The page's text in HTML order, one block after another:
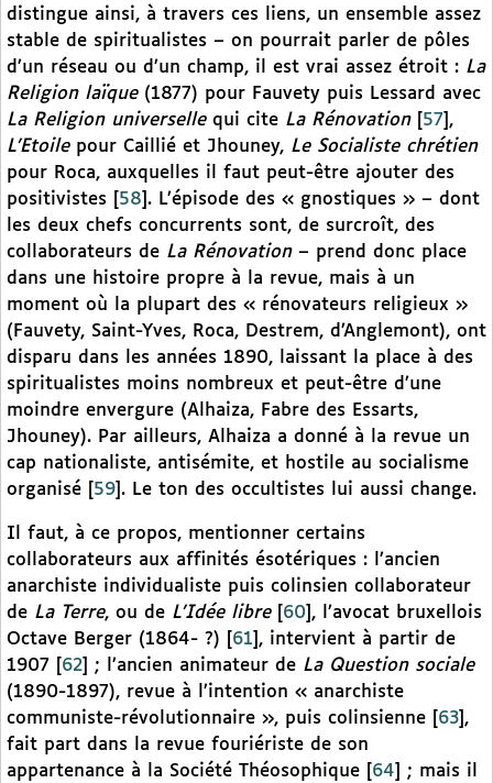
distingue ainsi, à travers ces liens, un ensemble assez
stable de spiritualistes – on pourrait parler de pôles
d’un réseau ou d’un champ, il est vrai assez étroit : La
Religion laïque(1877) pour Fauvety puis Lessard avec
La Religion universellequi cite La Rénovation[ 57 ,
L’Etoilepour Caillié et Jhouney, Le Socialiste chrétien
pour Roca, auxquelles il faut peut-être ajouter des
positivistes
58 . L’épisode des « gnostiques » – dont
les deux chefs concurrents sont, de surcroît, des
collaborateurs de La Rénovation– prend donc place
dans une histoire propre à la revue, mais à un
moment où la plupart des « rénovateurs religieux »
(Fauvety, Saint-Yves, Roca, Destrem, d’Anglemont), ont
disparu dans les années 1890, laissant la place à des
spiritualistes moins nombreux et peut-être d’une
moindre envergure (Alhaiza, Fabre des Essarts,
Jhouney). Par ailleurs, Alhaiza a donné à la revue un
cap nationaliste, antisémite, et hostile au socialisme
organisé
59 . Le ton des occultistes lui aussi change.
Il faut, à ce propos, mentionner certains
collaborateurs aux affinités ésotériques : l’ancien
anarchiste individualiste puis colinsien collaborateur
de La Terre, ou de L’Idée libre[ 60 , l’avocat bruxellois
Octave Berger (1864- ?)
61 , intervient à partir de
1907
62 ; l’ancien animateur de La Question sociale
(1890-1897), revue à l’intention « anarchiste
communiste-révolutionnaire », puis colinsienne
63 ,
fait part dans la revue fouriériste de son
appartenance à la Société Théosophique
64
; mais il